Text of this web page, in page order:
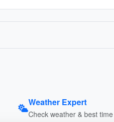
Weather Expert
Check weather & best